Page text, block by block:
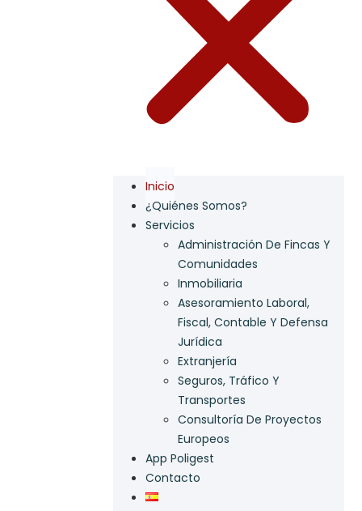
Inicio
¿Quiénes Somos?
Servicios
Administración De Fincas Y
Comunidades
Inmobiliaria
Asesoramiento Laboral,
Fiscal, Contable Y Defensa
Jurídica
Extranjería
Seguros, Tráfico Y
Transportes
Consultoría De Proyectos
Europeos
App Poligest
Contacto